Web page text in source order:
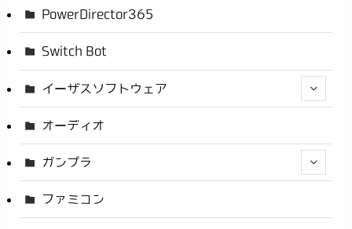
PowerDirector365
Switch Bot
イーザスソフトウェア
オーディオ
ガンプラ
ファミコン